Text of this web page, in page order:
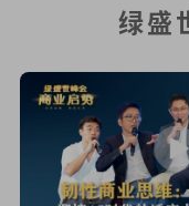
绿盛